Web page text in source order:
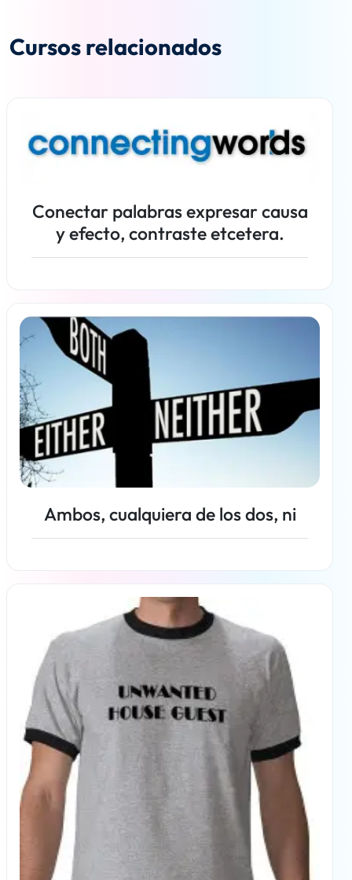
Cursos relacionados
Conectar palabras expresar causa
y efecto, contraste etcetera.
Más información
Ambos, cualquiera de los dos, ni
Más información